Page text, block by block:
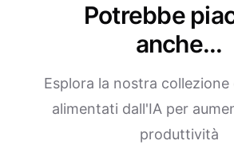
Potrebbe
anche...
Esplora la nostra
alimentati dall'IA per
produttività